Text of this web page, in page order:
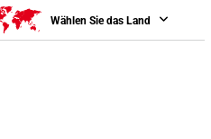
Wählen Sie das Land